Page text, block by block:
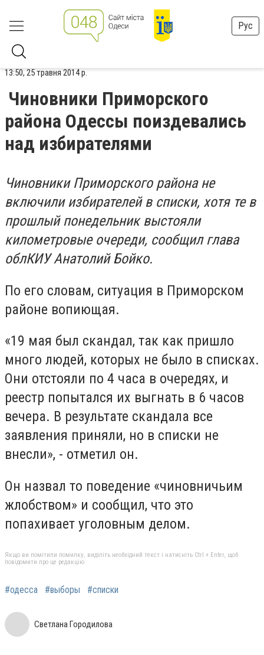
Рус
13:50, 25 травня 2014 р.
Чиновники Приморского
района Одессы поиздевались
над избирателями
Чиновники Приморского района не
включили избирателей в списки, хотя те в
прошлый понедельник выстояли
километровые очереди, сообщил глава
облКИУ Анатолий Бойко.
По его словам, ситуация в Приморском
районе вопиющая.
«19 мая был скандал, так как пришло
много людей, которых не было в списках.
Они отстояли по 4 часа в очередях, и
реестр попытался их выгнать в 6 часов
вечера. В результате скандала все
заявления приняли, но в списки не
внесли», - отметил он.
Он назвал то поведение «чиновничьим
жлобством» и сообщил, что это
попахивает уголовным делом.
Якщо ви помітили помилку, виділіть необхідний текст і натисніть Ctrl + Enter, щоб
повідомити про це редакцію
#одесса #выборы #списки
Светлана Городилова